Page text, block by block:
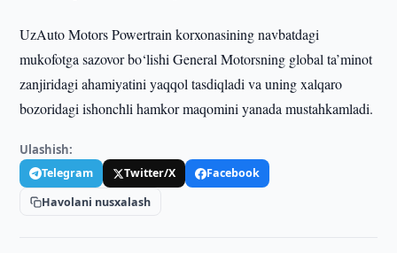
UzAuto Motors Powertrain korxonasining navbatdagi
mukofotga sazovor bo‘lishi General Motorsning global ta’minot
zanjiridagi ahamiyatini yaqqol tasdiqladi va uning xalqaro
bozoridagi ishonchli hamkor maqomini yanada mustahkamladi.
Ulashish:
Telegram Twitter/X
Facebook
Havolani nusxalash